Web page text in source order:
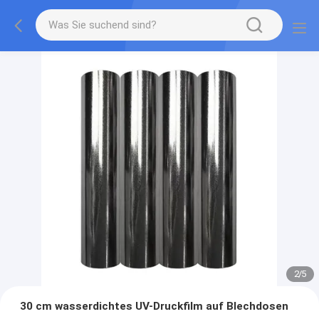
2/5
30 cm wasserdichtes UV-Druckfilm auf Blechdosen